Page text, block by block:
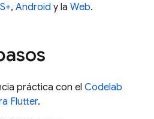
, Android y la Web.
práctica con el Codelab
Flutter.